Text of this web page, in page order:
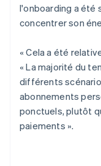
l'onboarding a été
concentrer son
« Cela a été
« La majorité du
différents
abonnements
ponctuels, plutôt
paiements ».